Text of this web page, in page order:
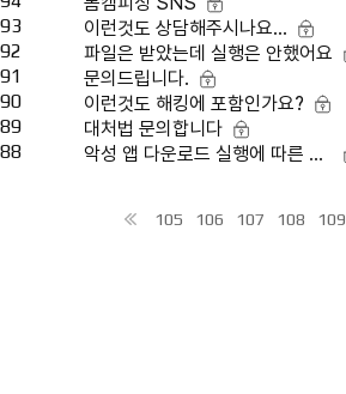
93
이런것도 상담해주시나요...
92
파일은 받았는데 실행은 안했어요
91
문의드립니다.
90
이런것도 해킹에 포함인가요?
89
대처법 문의합니다
88
악성 앱 다운로드 실행에 따른 대
105 106 107 108 109